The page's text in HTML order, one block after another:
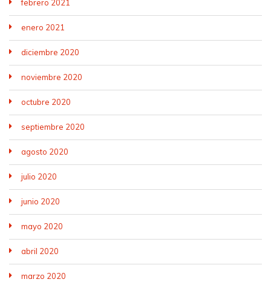
febrero 2021
enero 2021
diciembre 2020
noviembre 2020
octubre 2020
septiembre 2020
agosto 2020
julio 2020
junio 2020
mayo 2020
abril 2020
marzo 2020